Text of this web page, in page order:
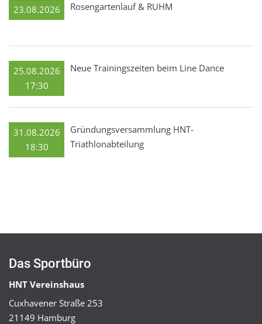
23.08.2026 Rosengartenlauf & RUHM
25.08.2026
17:30
Neue Trainingszeiten beim Line Dance
31.08.2026
18:30
Gründungsversammlung HNT-
Triathlonabteilung
Das Sportbüro
HNT Vereinshaus
Cuxhavener Straße 253
21149 Hamburg